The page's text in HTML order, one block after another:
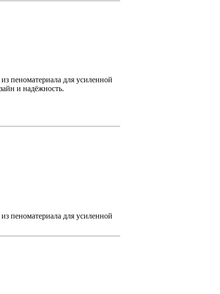
пеноматериала для усиленной
и надёжность.
пеноматериала для усиленной